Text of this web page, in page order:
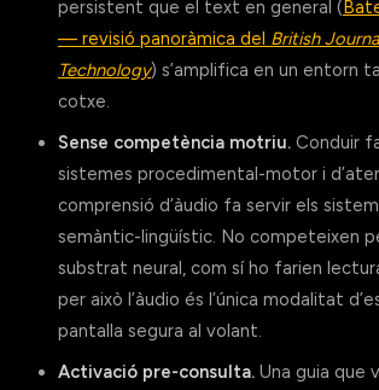
persistent que el text en general (
— revisió panoràmica del British
Technology) s’amplifica en un entorn
cotxe.
Sense competència motriu. Conduir
sistemes procedimental-motor i
comprensió d’àudio fa servir els
semàntic-lingüístic. No competeixen
substrat neural, com sí ho farien
per això l’àudio és l’única modalitat
pantalla segura al volant.
Activació pre-consulta. Una guia que